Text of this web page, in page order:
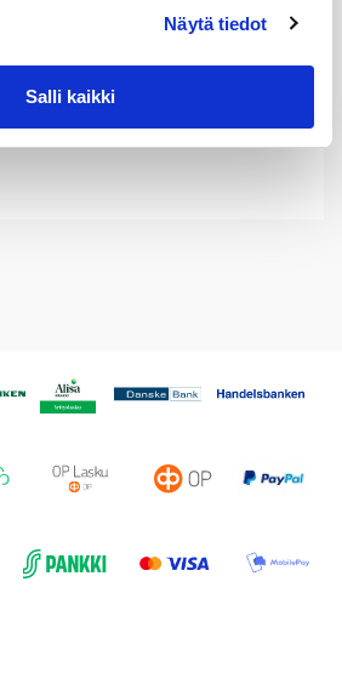
Näytä tiedot
Salli kaikki